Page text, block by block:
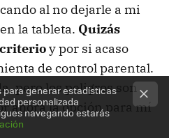
al no dejarle a mi
la tableta. Quizás
criterioy por si acaso
de control parental.
pero los peligros son
ahora la opción para mí
para generar estadísticas
personalizada
navegando estarás